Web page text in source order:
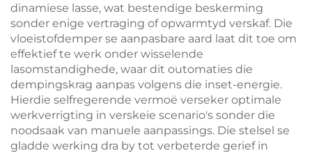
dinamiese lasse, wat bestendige beskerming
sonder enige vertraging of opwarmtyd verskaf. Die
vloeistofdemper se aanpasbare aard laat dit toe om
effektief te werk onder wisselende
lasomstandighede, waar dit outomaties die
dempingskrag aanpas volgens die inset-energie.
Hierdie selfregerende vermoë verseker optimale
werkverrigting in verskeie scenario's sonder die
noodsaak van manuele aanpassings. Die stelsel se
gladde werking dra by tot verbeterde gerief in